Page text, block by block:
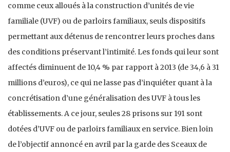
comme ceux alloués à la construction d’unités de vie
familiale (UVF) ou de parloirs familiaux, seuls dispositifs
permettant aux détenus de rencontrer leurs proches dans
des conditions préservant l’intimité. Les fonds qui leur sont
affectés diminuent de 10,4 % par rapport à 2013 (de 34,6 à 31
millions d’euros), ce qui ne lasse pas d’inquiéter quant à la
concrétisation d’une généralisation des UVF à tous les
établissements. A ce jour, seules 28 prisons sur 191 sont
dotées d’UVF ou de parloirs familiaux en service. Bien loin
de l’objectif annoncé en avril par la garde des Sceaux de